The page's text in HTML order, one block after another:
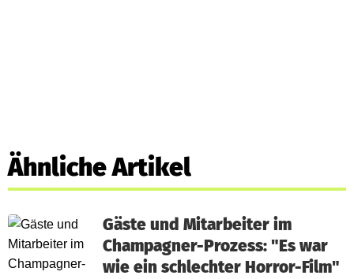
Ähnliche Artikel
Gäste und Mitarbeiter im
Champagner-Prozess: "Es war
wie ein schlechter Horror-Film"